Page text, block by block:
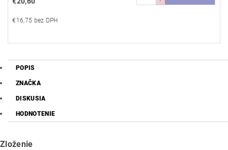
€16,75 bez DPH
POPIS
ZNAČKA
DISKUSIA
HODNOTENIE
Zloženie